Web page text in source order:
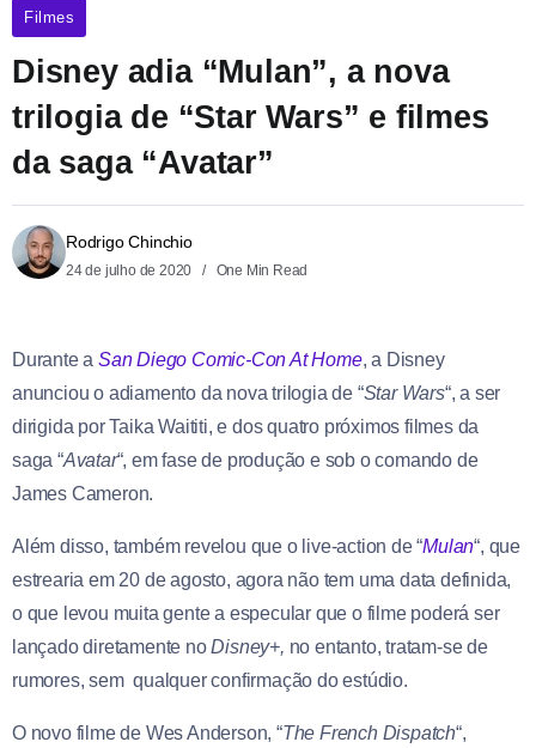
Filmes
Disney adia “Mulan”, a nova
trilogia de “Star Wars” e filmes
da saga “Avatar”
Rodrigo Chinchio
24 de julho de 2020 One Min Read
Durante a San Diego Comic-Con At Home, a Disney
anunciou o adiamento da nova trilogia de “Star Wars“, a ser
dirigida por Taika Waititi, e dos quatro próximos filmes da
saga “Avatar“, em fase de produção e sob o comando de
James Cameron.
Além disso, também revelou que o live-action de “Mulan“, que
estrearia em 20 de agosto, agora não tem uma data definida,
o que levou muita gente a especular que o filme poderá ser
lançado diretamente noDisney+, no entanto, tratam-se de
rumores, sem qualquer confirmação do estúdio.
O novo filme de Wes Anderson, “The French Dispatch“,